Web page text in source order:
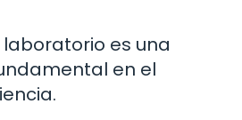
es una
en el